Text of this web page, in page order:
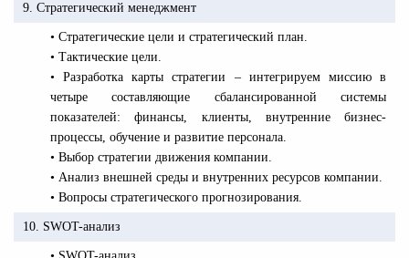
9. Стратегический менеджмент
• Стратегические цели и стратегический план.
• Тактические цели.
• Разработка карты стратегии – интегрируем миссию в
четыре составляющие сбалансированной системы
показателей: финансы, клиенты, внутренние бизнес-
процессы, обучение и развитие персонала.
• Выбор стратегии движения компании.
• Анализ внешней среды и внутренних ресурсов компании.
• Вопросы стратегического прогнозирования.
10. SWOT-анализ